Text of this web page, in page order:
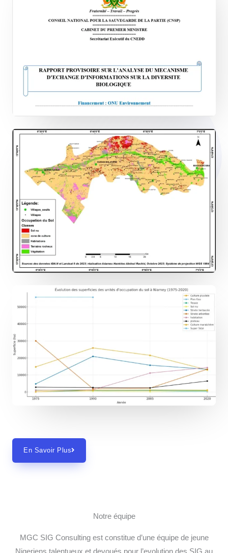
En Savoir Plus
Notre équipe
MGC SIG Consulting est constitue d’une équipe de jeune
Nigeriens talentueux et devoués pour l’evolution des SIG au